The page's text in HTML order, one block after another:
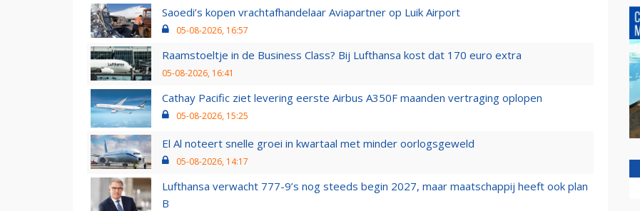
Saoedi’s kopen vrachtafhandelaar Aviapartner op Luik Airport
05-08-2026, 16:57
Raamstoeltje in de Business Class? Bij Lufthansa kost dat 170 euro extra
05-08-2026, 16:41
Cathay Pacific ziet levering eerste Airbus A350F maanden vertraging oplopen
05-08-2026, 15:25
El Al noteert snelle groei in kwartaal met minder oorlogsgeweld
05-08-2026, 14:17
Lufthansa verwacht 777-9’s nog steeds begin 2027, maar maatschappij heeft ook plan
B